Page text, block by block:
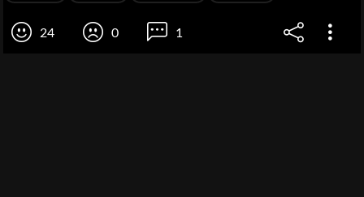
24 0 1